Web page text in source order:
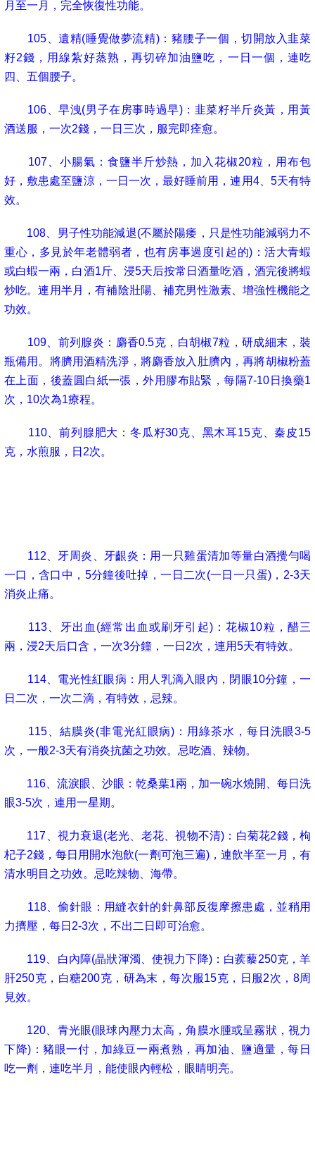
月至一月，完全恢復性功能。
105 、遺精(睡覺做夢流精)：豬腰子一個，切開放入韭菜
籽2錢，用線紮好蒸熟，再切碎加油鹽吃，一日一個，連吃
四、五個腰子。
106 、早洩(男子在房事時過早)：韭菜籽半斤炎黃，用黃
酒送服，一次2錢，一日三次，服完即痊愈。
107、小腸氣：食鹽半斤炒熱，加入花椒20粒，用布包
好，敷患處至鹽涼，一日一次，最好睡前用，連用4、 5天有特
效。
108 、男子性功能減退(不屬於陽痿，只是性功能減弱力不
重心，多見於年老體弱者，也有房事過度引起的) ：活大青蝦
或白蝦一兩，白酒1斤、浸5天后按常日酒量吃酒，酒完後將蝦
炒吃。連用半月，有補陰壯陽、補充男性激素、增強性機能之
功效。
109、前列腺炎：麝香0.5克，白胡椒7粒，研成細末，裝
瓶備用。將臍用酒精洗淨，將麝香放入肚臍內，再將胡椒粉蓋
在上面，後蓋圓白紙一張，外用膠布貼緊，每隔7-10 日換藥1
次， 10次為1療程。
110、前列腺肥大：冬瓜籽30克、黑木耳15克、秦皮15
克，水煎服，日 2次。
112 、牙周炎、牙齦炎：用一只雞蛋清加等量白酒攪勻喝
一口，含口中， 5分鐘後吐掉，一日二次(一日一只蛋)， 2-3天
消炎止痛。
113 、牙出血 (經常出血或刷牙引起)：花椒10粒，醋三
兩，浸2天后口含，一次3分鐘，一日 2次，連用5天有特效。
114、電光性紅眼病：用人乳滴入眼內，閉眼10分鐘，一
日二次，一次二滴，有特效，忌辣。
115、結膜炎(非電光紅眼病) ：用綠茶水，每日洗眼3-5
次，一般2-3天有消炎抗菌之功效。忌吃酒、辣物。
116 、流淚眼、沙眼：乾桑葉1兩，加一碗水燒開、每日洗
眼3-5次，連用一星期。
117 、視力衰退(老光、老花、視物不清) ：白菊花2錢，枸
杞子2錢，每日用開水泡飲(一劑可泡三遍)，連飲半至一月，有
清水明目之功效。忌吃辣物、海帶。
118、偷針眼：用縫衣針的針鼻部反復摩擦患處，並稍用
力擠壓，每日 2-3次，不出二日即可治愈。
119 、白內障(晶狀渾濁、使視力下降)：白蒺藜250克，羊
肝250克，白糖200克，研為末，每次服15克，日服2次， 8周
見效。
120 、青光眼(眼球內壓力太高，角膜水腫或呈霧狀，視力
下降) ：豬眼一付，加綠豆一兩煮熟，再加油、鹽適量，每日
吃一劑，連吃半月，能使眼內輕松，眼睛明亮。